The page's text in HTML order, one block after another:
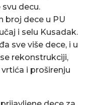
decu.
broj dece u PU
i selu Kusadak.
sve više dece, i u
rekonstrukciji,
i proširenju